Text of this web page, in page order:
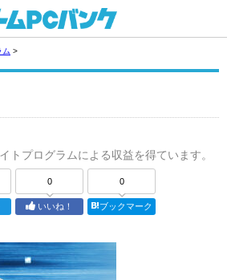
ム >
トプログラムによる収益を得ています。
0
いいね！
0
ブックマーク